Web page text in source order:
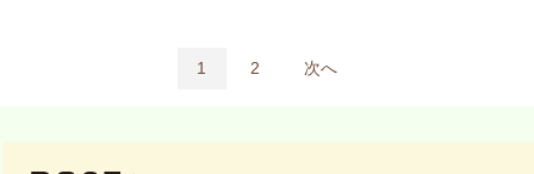
1 2 次へ